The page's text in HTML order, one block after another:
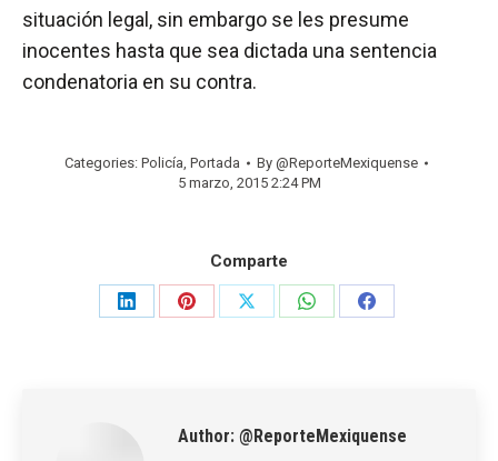
situación legal, sin embargo se les presume
inocentes hasta que sea dictada una sentencia
condenatoria en su contra.
Categories: Policía, Portada By @ReporteMexiquense
5 marzo, 2015 2:24 PM
Comparte
Share
Share
Share
Share
Share
Author: @ReporteMexiquense